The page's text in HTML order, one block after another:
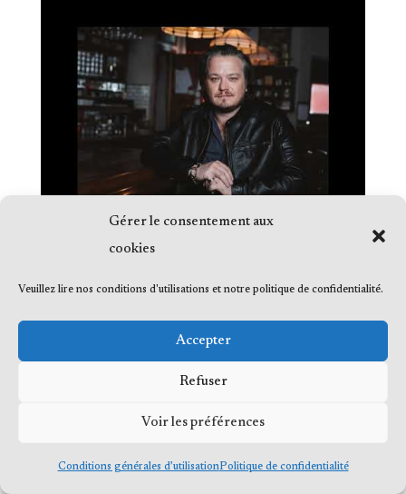
Gérer le consentement aux
cookies
Veuillez lire nos conditions d'utilisations et notre politique de confidentialité.
Accepter
Refuser
Voir les préférences
Conditions générales d’utilisationPolitique de confidentialité
réservés